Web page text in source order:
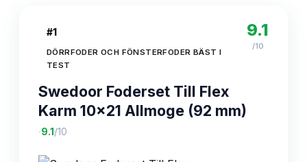
#1
DÖRRFODER OCH FÖNSTERFODER BÄST I
TEST
Swedoor Foderset Till Flex
Karm 10x21 Allmoge (92 mm)
·9.1 /10
9.1
/10